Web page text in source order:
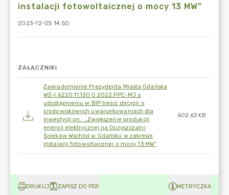
instalacji fotowoltaicznej o mocy 13 MW”
2023-12-05 14:50
ZAŁĄCZNIKI
Zawiadomienie Prezydenta Miasta Gdańska
WŚ-I.6220.11.130 O.2022.PPC-MJ o
udostępnieniu w BIP treści decyzji o
środowiskowych uwarunkowaniach dla
inwestycji pn.: „Zwiększenie produkcji
energii elektrycznej na Oczyszczalni
Ścieków Wschód w Gdańsku w zakresie
instalacji fotowoltaicznej o mocy 13 MW”
602.63 KB
DRUKUJ ZAPISZ DO PDF METRYCZKA